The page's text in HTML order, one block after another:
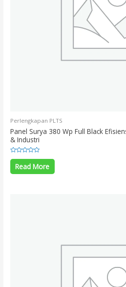
Perlengkapan PLTS
Panel Surya 380 Wp Full Black
& Industri
Rated
out
of
Read More